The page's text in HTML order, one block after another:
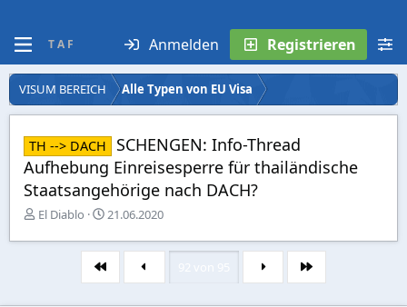
T A F Anmelden Registrieren
VISUM BEREICH Alle Typen von EU Visa
TH --> DACH
SCHENGEN: Info-Thread
Aufhebung Einreisesperre für thailändische
Staatsangehörige nach DACH?
E
s
El Diablo
E
s
e
21.06.2020
Erste Letzte